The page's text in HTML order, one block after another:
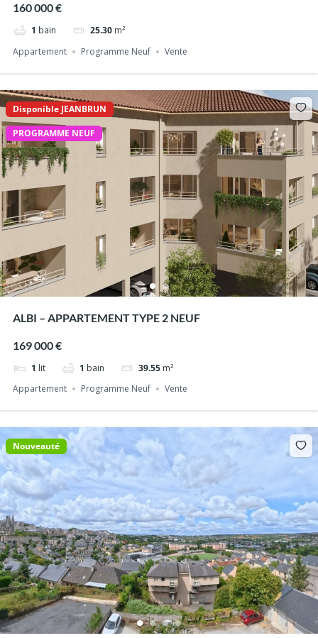
160 000 €
1 bain 25.30 m²
Appartement
Programme Neuf Vente
Disponible JEANBRUN
PROGRAMME NEUF
ALBI – APPARTEMENT TYPE 2 NEUF
169 000 €
1 lit 1 bain 39.55 m²
Appartement
Programme Neuf Vente
Nouveauté